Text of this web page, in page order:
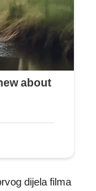
dijela filma